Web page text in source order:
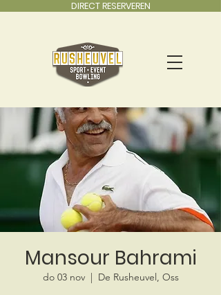
DIRECT RESERVEREN
Mansour Bahrami
do 03 nov
  |
De Rusheuvel, Oss